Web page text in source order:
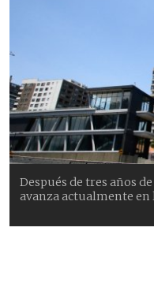
Después de tres años
avanza actualmente en